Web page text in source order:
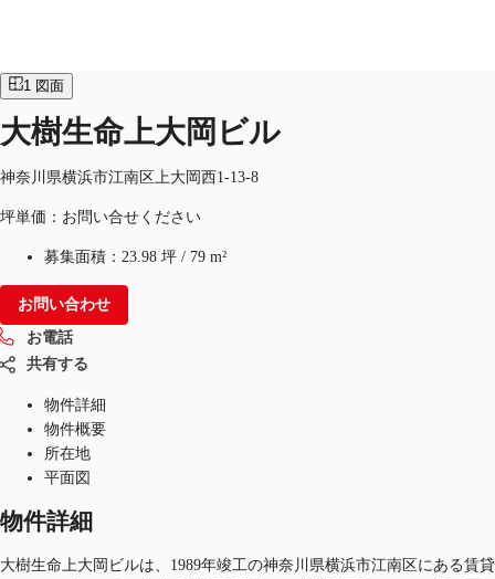
オフィス・事務所
地図検索
記事
仲介会社様はこちらへ
JP
お電話 お問合せ
1 図面
大樹生命上大岡ビル
神奈川県横浜市江南区上大岡西1-13-8
坪単価：お問い合せください
募集面積： 23.98 坪 / 79 m²
お問い合わせ
お電話
共有する
物件詳細
物件概要
所在地
平面図
物件詳細
大樹生命上大岡ビルは、1989年竣工の神奈川県横浜市江南区にある賃貸